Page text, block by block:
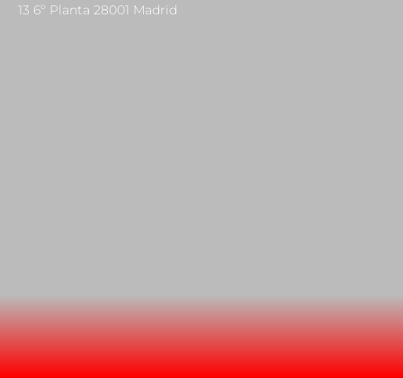
13 6º Planta 28001 Madrid